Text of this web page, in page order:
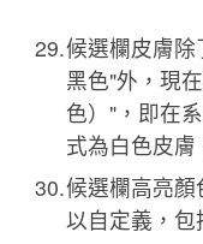
候選欄皮膚除
黑色"外，現
色）"，即在
式為白色皮膚
候選欄高亮
以自定義，包